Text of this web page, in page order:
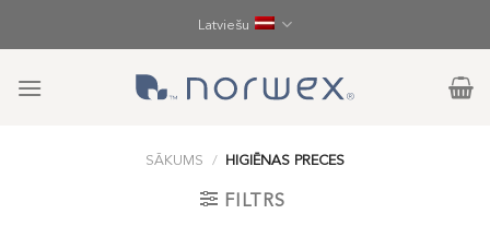
Latviešu
SĀKUMS / HIGIĒNAS PRECES
FILTRS